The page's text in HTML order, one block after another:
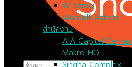
ค้นหา:
W Samui
Wardolf Astoria
สำนักงาน
AIA Capital Center
Makro HQ
Singha Complex